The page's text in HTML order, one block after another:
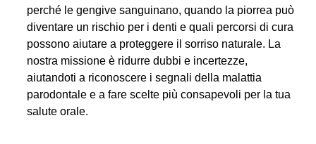
perché le gengive sanguinano, quando la piorrea può
diventare un rischio per i denti e quali percorsi di cura
possono aiutare a proteggere il sorriso naturale. La
nostra missione è ridurre dubbi e incertezze,
aiutandoti a riconoscere i segnali della malattia
parodontale e a fare scelte più consapevoli per la tua
salute orale.